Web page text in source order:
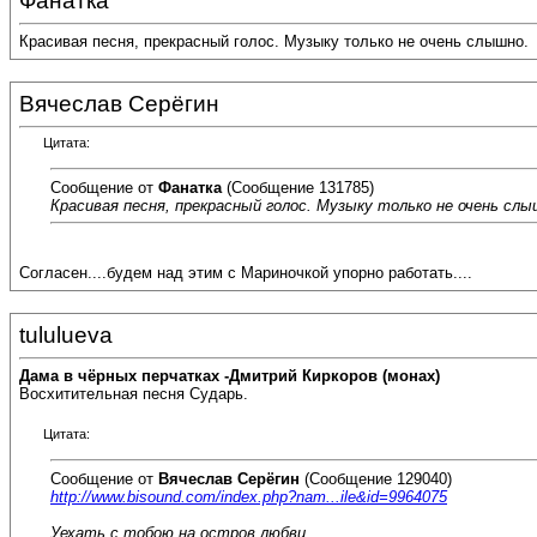
Красивая песня, прекрасный голос. Музыку только не очень слышно.
Вячеслав Серёгин
Цитата:
Сообщение от Фанатка (Сообщение 131785)
Красивая песня, прекрасный голос. Музыку только не очень
Согласен....будем над этим с Мариночкой упорно работать....
tululueva
Дама в чёрных перчатках -Дмитрий Киркоров (монах)
Восхитительная песня Сударь.
Цитата:
Сообщение от Вячеслав Серёгин (Сообщение 129040)
http://www.bisound.com/index.php?nam...ile&id=9964075
Уехать с тобою на остров любви,